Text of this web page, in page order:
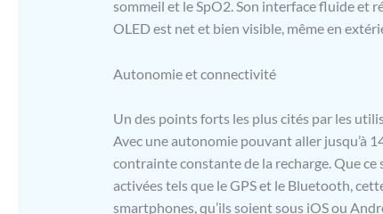
W/kg ;
(DAS)
ayant
sous le
sommeil et le SpO2. Son interface fluide et
OLED est net et bien visible, même en
Autonomie et connectivité
Un des points forts les plus cités par les
Avec une autonomie pouvant aller jusqu’à
contrainte constante de la recharge. Que
activées tels que le GPS et le Bluetooth,
smartphones, qu’ils soient sous iOS ou